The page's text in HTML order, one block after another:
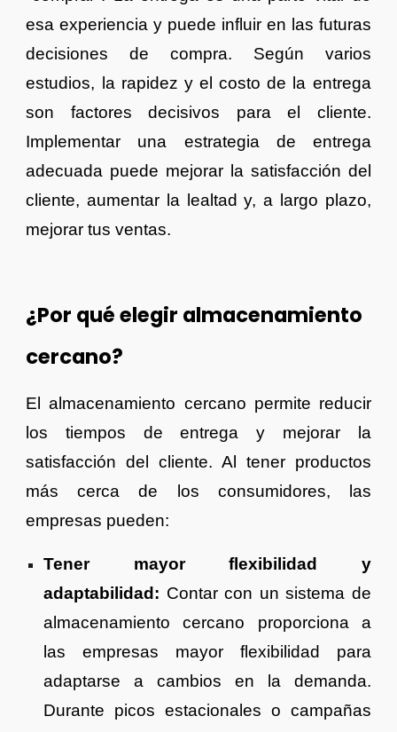
esa experiencia y puede influir en las futuras
decisiones de compra. Según varios
estudios, la rapidez y el costo de la entrega
son factores decisivos para el cliente.
Implementar una estrategia de entrega
adecuada puede mejorar la satisfacción del
cliente, aumentar la lealtad y, a largo plazo,
mejorar tus ventas.
¿Por qué elegir almacenamiento
cercano?
El almacenamiento cercano permite reducir
los tiempos de entrega y mejorar la
satisfacción del cliente. Al tener productos
más cerca de los consumidores, las
empresas pueden:
Tener mayor flexibilidad y
adaptabilidad: Contar con un sistema de
almacenamiento cercano proporciona a
las empresas mayor flexibilidad para
adaptarse a cambios en la demanda.
Durante picos estacionales o campañas